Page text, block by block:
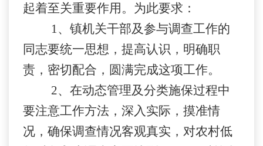
起着至关重要作用。为此要求：
1、镇机关干部及参与调查工作的
同志要统一思想，提高认识，明确职
责，密切配合，圆满完成这项工作。
2、在动态管理及分类施保过程中
要注意工作方法，深入实际，摸准情
况，确保调查情况客观真实，对农村低